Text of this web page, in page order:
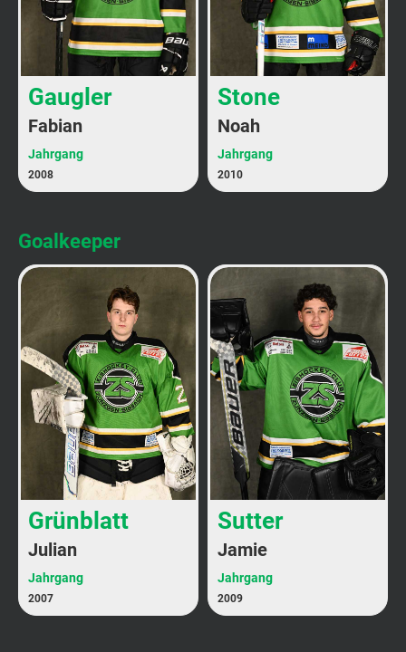
Gaugler
Fabian
Jahrgang
2008
Stone
Noah
Jahrgang
2010
Goalkeeper
Grünblatt
Julian
Jahrgang
2007
Sutter
Jamie
Jahrgang
2009